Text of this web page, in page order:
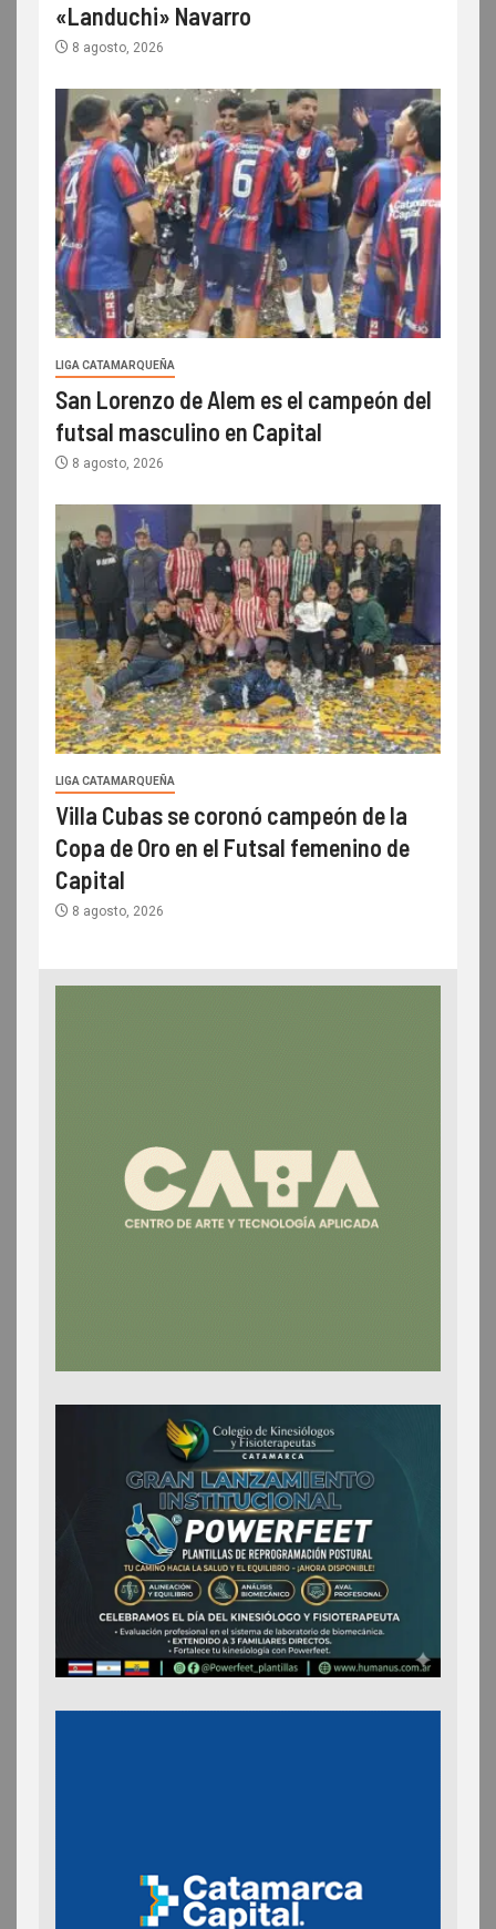
«Landuchi» Navarro
8 agosto, 2026
LIGA CATAMARQUEÑA
San Lorenzo de Alem es el campeón del
futsal masculino en Capital
8 agosto, 2026
LIGA CATAMARQUEÑA
Villa Cubas se coronó campeón de la
Copa de Oro en el Futsal femenino de
Capital
8 agosto, 2026